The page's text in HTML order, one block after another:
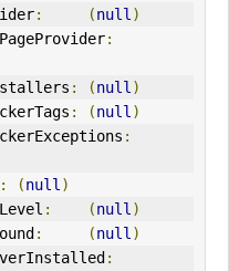
: (null )
:
: (null )
: (null )
:
(null )
: (null )
: (null )
: